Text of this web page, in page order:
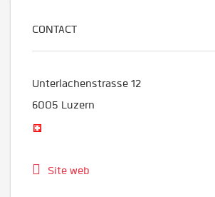
CONTACT
Unterlachenstrasse 12
6005 Luzern
Site web